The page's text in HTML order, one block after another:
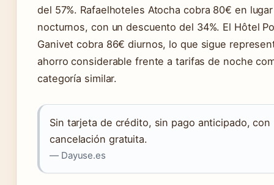
del 57%. Rafaelhoteles Atocha cobra 80€ en
nocturnos, con un descuento del 34%. El Hôtel
Ganivet cobra 86€ diurnos, lo que sigue
ahorro considerable frente a tarifas de noche
categoría similar.
Sin tarjeta de crédito, sin pago anticipado, con
cancelación gratuita.
— Dayuse.es